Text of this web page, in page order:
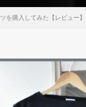
を購入してみた【レビュー】